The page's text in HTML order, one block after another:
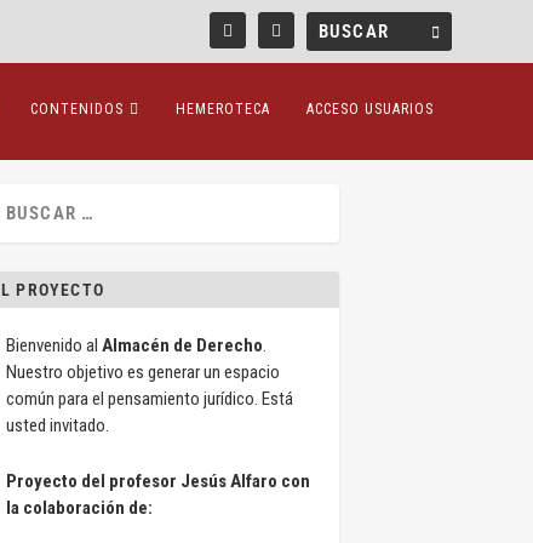
CONTENIDOS HEMEROTECA ACCESO USUARIOS
PROYECTO
Bienvenido al Almacén de Derecho.
Nuestro objetivo es generar un espacio
común para el pensamiento jurídico. Está
usted invitado.
Proyecto del profesor Jesús Alfaro con
la colaboración de: